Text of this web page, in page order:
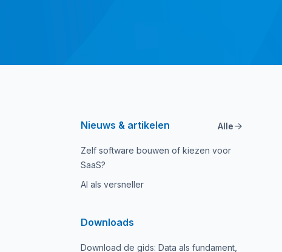
Nieuws & artikelen Alle
Zelf software bouwen of kiezen voor
SaaS?
AI als versneller
Downloads
Download de gids: Data als fundament,